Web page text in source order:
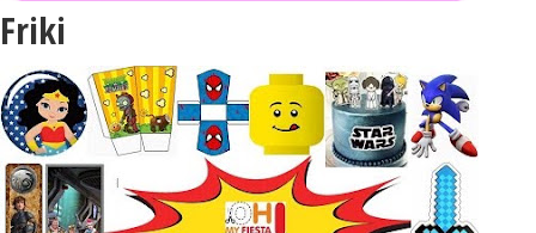
Friki